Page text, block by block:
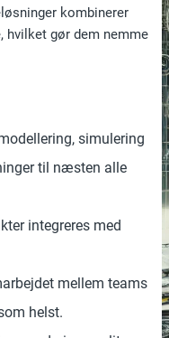
kombinerer
hvilket gør dem nemme
simulering
til næsten alle
integreres med
mellem teams
helst.